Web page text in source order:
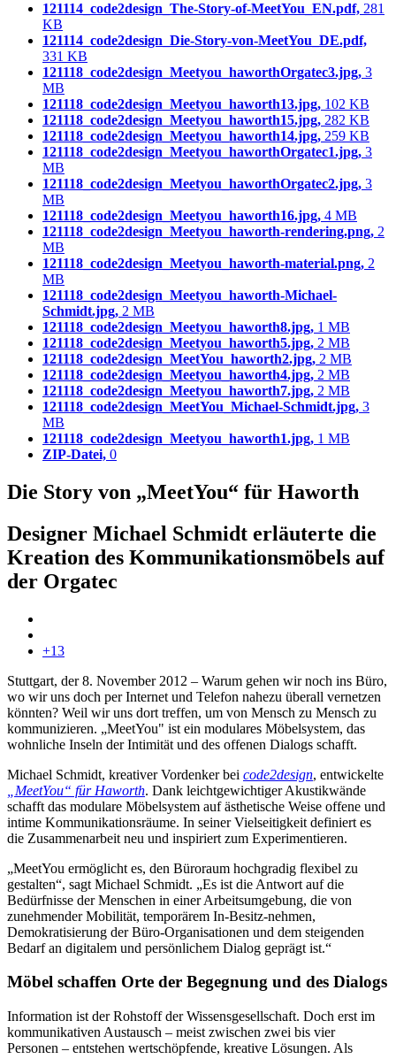
121114_code2design_The-Story-of-MeetYou_EN.pdf, 281
KB
121114_code2design_Die-Story-von-MeetYou_DE.pdf,
331 KB
121118_code2design_Meetyou_haworthOrgatec3.jpg, 3
MB
121118_code2design_Meetyou_haworth13.jpg, 102 KB
121118_code2design_Meetyou_haworth15.jpg, 282 KB
121118_code2design_Meetyou_haworth14.jpg, 259 KB
121118_code2design_Meetyou_haworthOrgatec1.jpg, 3
MB
121118_code2design_Meetyou_haworthOrgatec2.jpg, 3
MB
121118_code2design_Meetyou_haworth16.jpg, 4 MB
121118_code2design_Meetyou_haworth-rendering.png, 2
MB
121118_code2design_Meetyou_haworth-material.png, 2
MB
121118_code2design_Meetyou_haworth-Michael-
Schmidt.jpg, 2 MB
121118_code2design_Meetyou_haworth8.jpg, 1 MB
121118_code2design_Meetyou_haworth5.jpg, 2 MB
121118_code2design_MeetYou_haworth2.jpg, 2 MB
121118_code2design_Meetyou_haworth4.jpg, 2 MB
121118_code2design_Meetyou_haworth7.jpg, 2 MB
121118_code2design_MeetYou_Michael-Schmidt.jpg, 3
MB
121118_code2design_Meetyou_haworth1.jpg, 1 MB
ZIP-Datei, 0
Die Story von „MeetYou“ für Haworth
Designer Michael Schmidt erläuterte die
Kreation des Kommunikationsmöbels auf
der Orgatec
+13
Stuttgart, der 8. November 2012 – Warum gehen wir noch ins Büro,
wo wir uns doch per Internet und Telefon nahezu überall vernetzen
könnten? Weil wir uns dort treffen, um von Mensch zu Mensch zu
kommunizieren. „MeetYou" ist ein modulares Möbelsystem, das
wohnliche Inseln der Intimität und des offenen Dialogs schafft.
Michael Schmidt, kreativer Vordenker bei code2design, entwickelte
„MeetYou“ für Haworth. Dank leichtgewichtiger Akustikwände
schafft das modulare Möbelsystem auf ästhetische Weise offene und
intime Kommunikationsräume. In seiner Vielseitigkeit definiert es
die Zusammenarbeit neu und inspiriert zum Experimentieren.
„MeetYou ermöglicht es, den Büroraum hochgradig flexibel zu
gestalten“, sagt Michael Schmidt. „Es ist die Antwort auf die
Bedürfnisse der Menschen in einer Arbeitsumgebung, die von
zunehmender Mobilität, temporärem In-Besitz-nehmen,
Demokratisierung der Büro-Organisationen und dem steigenden
Bedarf an digitalem und persönlichem Dialog geprägt ist.“
Möbel schaffen Orte der Begegnung und des Dialogs
Information ist der Rohstoff der Wissensgesellschaft. Doch erst im
kommunikativen Austausch – meist zwischen zwei bis vier
Personen – entstehen wertschöpfende, kreative Lösungen. Als